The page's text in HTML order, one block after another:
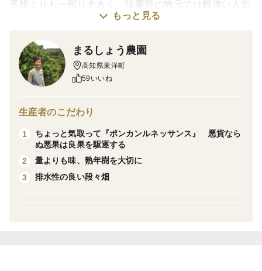
系統よりも一回り大きく、味重視の地元では根強い人気
があります。SやMサイズの小玉が人気の種なし系統が
枚上だと思います。地域によってもサイズの好みは異な
るようですが、大きなサイズの方が一般的には糖度は高
めです。
を外すようにそぎ切りをして甘みのあるアルべド（外皮
の内側の白い部分）と共に食べます。種を気にする方も
いらっしゃいますが、種の有無にかかわらず、ナイフで
皮を剥き、切り分けて食べますので、掛かる手間は同じ
もっと見る
まるしょう農園
高知県東洋町
59いいね
生産者のこだわり
1
ちょっと気取って『ポンカンルネッサンス』 悪貨なら
ぬ悪果は良果を駆逐する
2
量よりも味、熟年樹を大切に
3
排水性の良い段々畑